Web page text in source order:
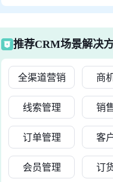
推荐CRM场景解决
全渠道营销 商
线索管理 销
订单管理 客
会员管理 订